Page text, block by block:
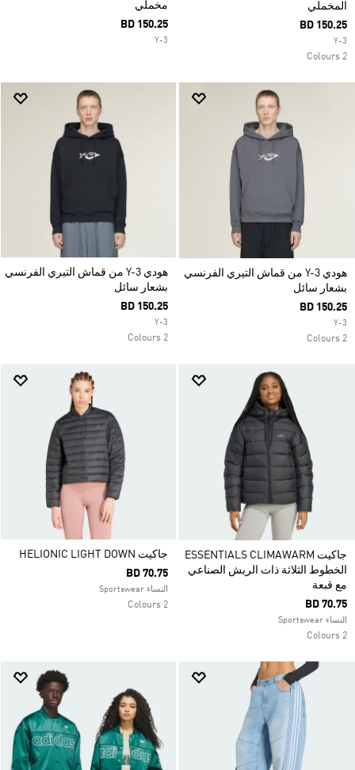
المخملي
BD 150.25
Y-3
2 Colours
مخملي
BD 150.25
Y-3
هودي Y-3 من قماش التيري الفرنسي
بشعار سائل
BD 150.25
Y-3
2 Colours
هودي Y-3 من قماش التيري الفرنسي
بشعار سائل
BD 150.25
Y-3
2 Colours
جاكيت ESSENTIALS CLIMAWARM
الخطوط الثلاثة ذات الريش الصناعي
مع قبعة
BD 70.75
النساء Sportswear
2 Colours
جاكيت HELIONIC LIGHT DOWN
BD 70.75
النساء Sportswear
2 Colours